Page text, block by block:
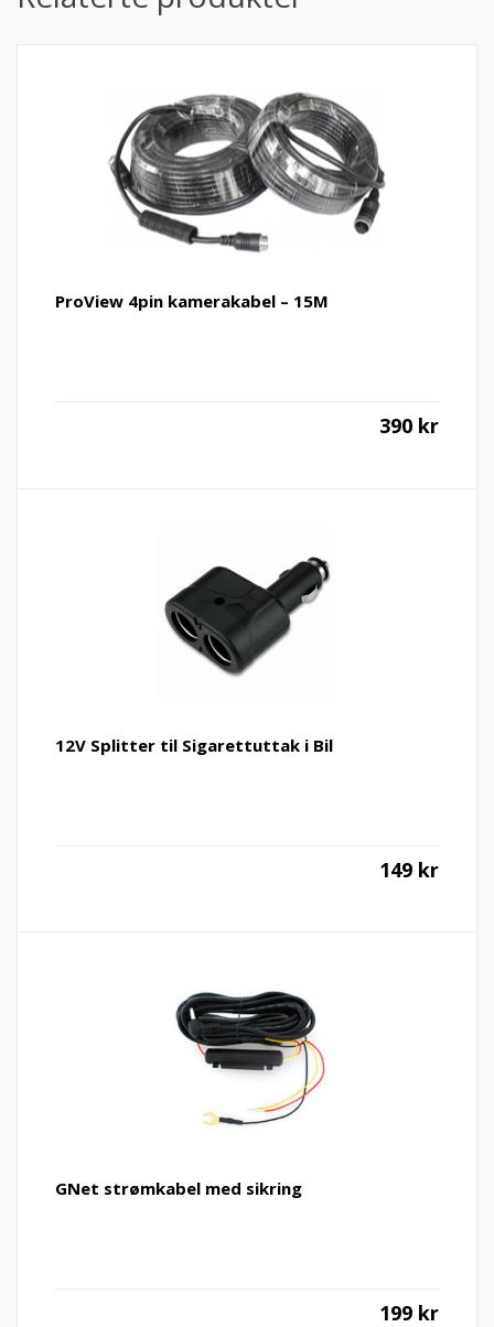
ProView 4pin kamerakabel – 15M
390 kr
12V Splitter til Sigarettuttak i Bil
149 kr
GNet strømkabel med sikring
199 kr